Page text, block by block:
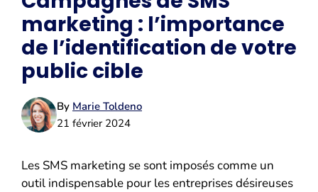
marketing : l’importance
de l’identification de votre
public cible
By Marie Toldeno
21 février 2024
Les SMS marketing se sont imposés comme un
outil indispensable pour les entreprises désireuses